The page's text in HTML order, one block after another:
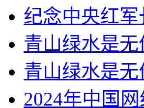
纪念中央红
青山绿水是无
青山绿水是
2024年中国